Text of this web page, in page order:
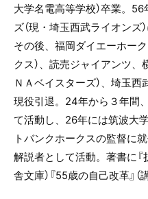
大学名電高等学校）卒業。 56
ズ（現・埼玉西武ライオンズ
その後、福岡ダイエーホー
クス）、読売ジャイアンツ、
ＮＡベイスターズ）、埼玉
現役引退。 24年から３年間
て活動し、 26年には筑波大
トバンクホークスの監督に
解説者として活動。著書に『
舎文庫）『55歳の自己改革』（